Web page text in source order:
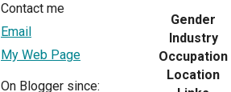
Contact me
Email
My Web Page
On Blogger since:
Gender
Industry
Occupation
Location